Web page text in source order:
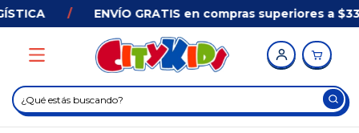
ENVÍO GRATIS en compras superiores a